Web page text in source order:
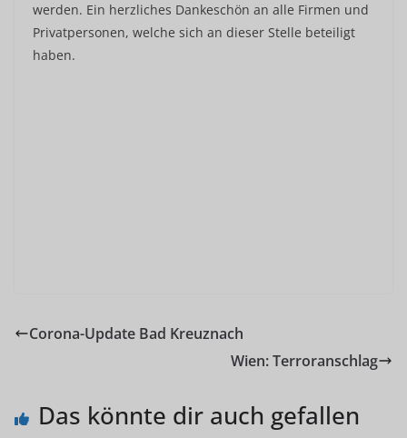
werden. Ein herzliches Dankeschön an alle Firmen und
Privatpersonen, welche sich an dieser Stelle beteiligt
haben.
Corona-Update Bad Kreuznach
Wien: Terroranschlag
Das könnte dir auch gefallen